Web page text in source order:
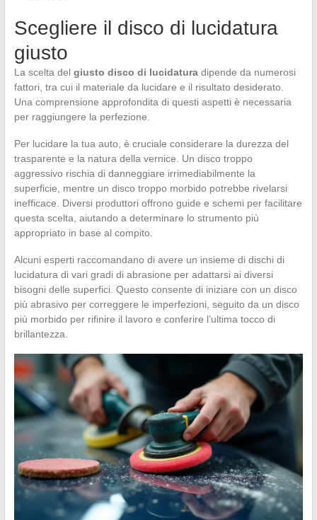
Scegliere il disco di lucidatura
giusto
La scelta del giusto disco di lucidaturadipende da numerosi
fattori, tra cui il materiale da lucidare e il risultato desiderato.
Una comprensione approfondita di questi aspetti è necessaria
per raggiungere la perfezione.
Per lucidare la tua auto, è cruciale considerare la durezza del
trasparente e la natura della vernice. Un disco troppo
aggressivo rischia di danneggiare irrimediabilmente la
superficie, mentre un disco troppo morbido potrebbe rivelarsi
inefficace. Diversi produttori offrono guide e schemi per facilitare
questa scelta, aiutando a determinare lo strumento più
appropriato in base al compito.
Alcuni esperti raccomandano di avere un insieme di dischi di
lucidatura di vari gradi di abrasione per adattarsi ai diversi
bisogni delle superfici. Questo consente di iniziare con un disco
più abrasivo per correggere le imperfezioni, seguito da un disco
più morbido per rifinire il lavoro e conferire l’ultima tocco di
brillantezza.